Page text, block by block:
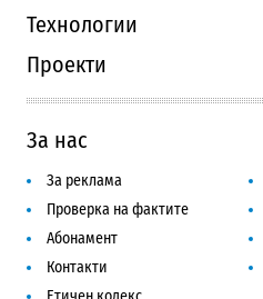
Технологии
Проекти
За нас
За реклама
Проверка на фактите
Абонамент
Контакти